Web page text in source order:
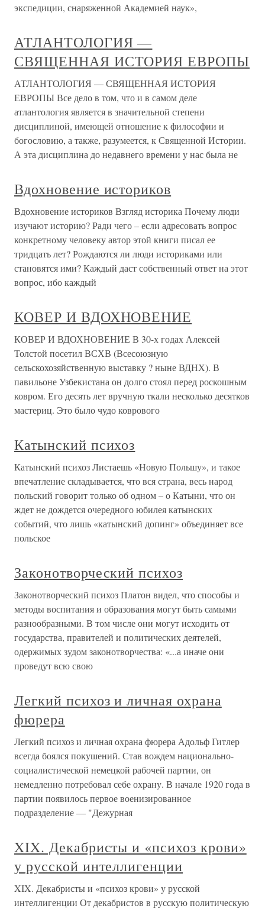
экспедиции, снаряженной Академией наук»,
АТЛАНТОЛОГИЯ —
СВЯЩЕННАЯ ИСТОРИЯ ЕВРОПЫ
АТЛАНТОЛОГИЯ — СВЯЩЕННАЯ ИСТОРИЯ
ЕВРОПЫ Все дело в том, что и в самом деле
атлантология является в значительной степени
дисциплиной, имеющей отношение к философии и
богословию, а также, разумеется, к Священной Истории.
А эта дисциплина до недавнего времени у нас была не
Вдохновение историков
Вдохновение историков Взгляд историка Почему люди
изучают историю? Ради чего – если адресовать вопрос
конкретному человеку автор этой книги писал ее
тридцать лет? Рождаются ли люди историками или
становятся ими? Каждый даст собственный ответ на этот
вопрос, ибо каждый
КОВЕР И ВДОХНОВЕНИЕ
КОВЕР И ВДОХНОВЕНИЕ В 30-х годах Алексей
Толстой посетил ВСХВ (Всесоюзную
сельскохозяйственную выставку ? ныне ВДНХ). В
павильоне Узбекистана он долго стоял перед роскошным
ковром. Его десять лет вручную ткали несколько десятков
мастериц. Это было чудо коврового
Катынский психоз
Катынский психоз Листаешь «Новую Польшу», и такое
впечатление складывается, что вся страна, весь народ
польский говорит только об одном – о Катыни, что он
ждет не дождется очередного юбилея катынских
событий, что лишь «катынский допинг» объединяет все
польское
Законотворческий психоз
Законотворческий психоз Платон видел, что способы и
методы воспитания и образования могут быть самыми
разнообразными. В том числе они могут исходить от
государства, правителей и политических деятелей,
одержимых зудом законотворчества: «...а иначе они
проведут всю свою
Легкий психоз и личная охрана
фюрера
Легкий психоз и личная охрана фюрера Адольф Гитлер
всегда боялся покушений. Став вождем национально-
социалистической немецкой рабочей партии, он
немедленно потребовал себе охрану. В начале 1920 года в
партии появилось первое военизированное
подразделение — "Дежурная
XIX. Декабристы и «психоз крови»
у русской интеллигенции
XIX. Декабристы и «психоз крови» у русской
интеллигенции От декабристов в русскую политическую